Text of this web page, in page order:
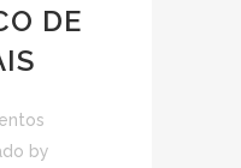
DE
by